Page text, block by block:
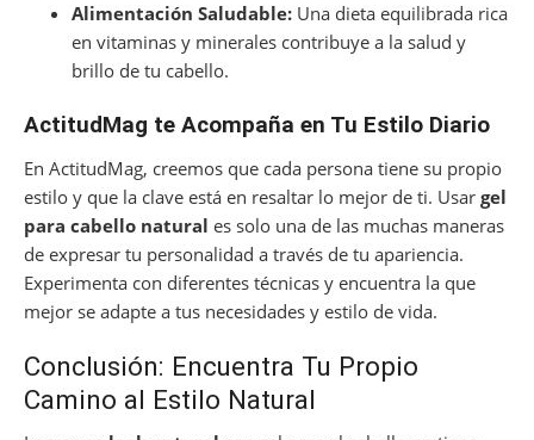
Alimentación Saludable: Una dieta equilibrada rica
en vitaminas y minerales contribuye a la salud y
brillo de tu cabello.
ActitudMag te Acompaña en Tu Estilo Diario
En ActitudMag, creemos que cada persona tiene su propio
estilo y que la clave está en resaltar lo mejor de ti. Usar gel
para cabello natural es solo una de las muchas maneras
de expresar tu personalidad a través de tu apariencia.
Experimenta con diferentes técnicas y encuentra la que
mejor se adapte a tus necesidades y estilo de vida.
Conclusión: Encuentra Tu Propio
Camino al Estilo Natural